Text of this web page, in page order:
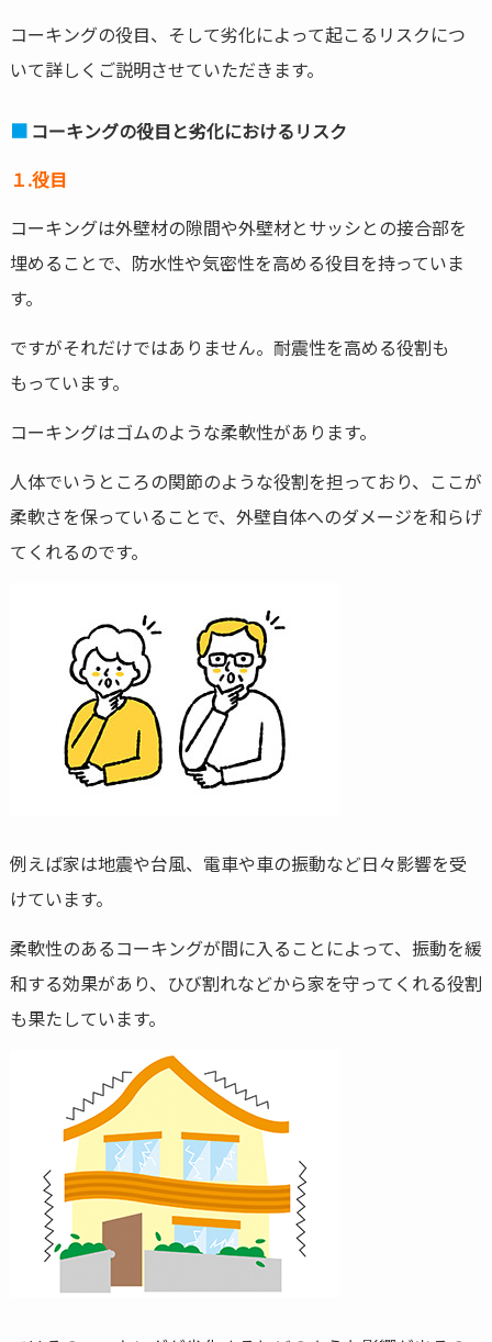
コーキングの役目、そして劣化によって起こるリスクにつ
いて詳しくご説明させていただきます。
コーキングの役目と劣化におけるリスク
１.役目
コーキングは外壁材の隙間や外壁材とサッシとの接合部を
埋めることで、防水性や気密性を高める役目を持っていま
す。
ですがそれだけではありません。耐震性を高める役割も
もっています。
コーキングはゴムのような柔軟性があります。
人体でいうところの関節のような役割を担っており、ここが
柔軟さを保っていることで、外壁自体へのダメージを和らげ
てくれるのです。
例えば家は地震や台風、電車や車の振動など日々影響を受
けています。
柔軟性のあるコーキングが間に入ることによって、振動を緩
和する効果があり、ひび割れなどから家を守ってくれる役割
も果たしています。